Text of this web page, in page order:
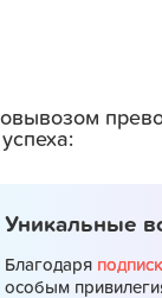
Уникальные
Благодаря
особым